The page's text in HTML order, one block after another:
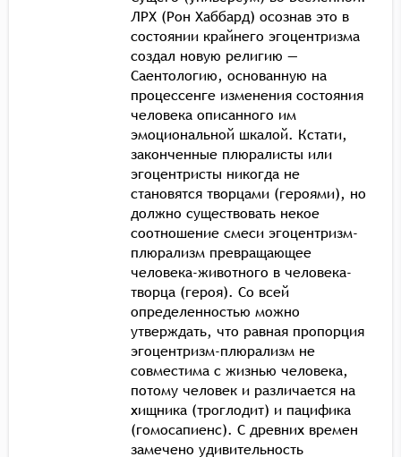
ЛРХ (Рон Хаббард) осознав это в
состоянии крайнего эгоцентризма
создал новую религию —
Саентологию, основанную на
процессенге изменения состояния
человека описанного им
эмоциональной шкалой. Кстати,
законченные плюралисты или
эгоцентристы никогда не
становятся творцами (героями), но
должно существовать некое
соотношение смеси эгоцентризм-
плюрализм превращающее
человека-животного в человека-
творца (героя). Со всей
определенностью можно
утверждать, что равная пропорция
эгоцентризм-плюрализм не
совместима с жизнью человека,
потому человек и различается на
хищника (троглодит) и пацифика
(гомосапиенс). С древних времен
замечено удивительность